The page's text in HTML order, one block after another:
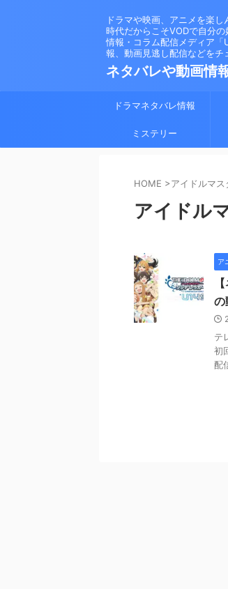
ドラマや映画、アニメを楽
時代だからこそVODで自分
情報・コラム配信メディア
報、動画見逃し配信などをチ
ネタバレや動画情
ドラマネタバレ情報
ミステリー
HOME >アイドルマ
アイドル
ア
の
テ
初
配